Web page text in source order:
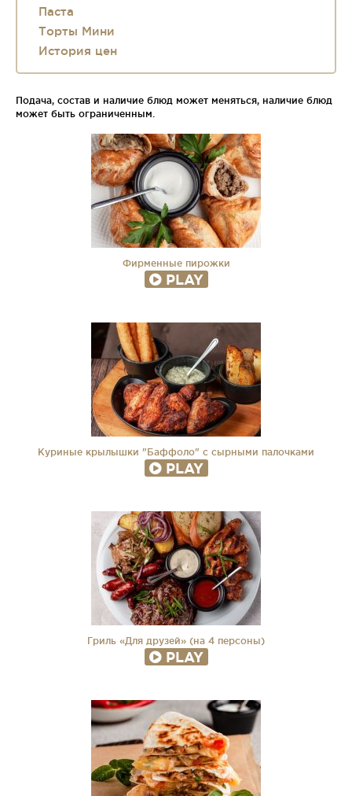
Паста
Торты Мини
История цен
Подача, состав и наличие блюд может меняться, наличие блюд
может быть ограниченным.
Фирменные пирожки
PLAY
Куриные крылышки "Баффоло" с сырными палочками
PLAY
Гриль «Для друзей» (на 4 персоны)
PLAY